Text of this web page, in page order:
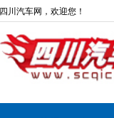
四川汽车网，欢迎您！